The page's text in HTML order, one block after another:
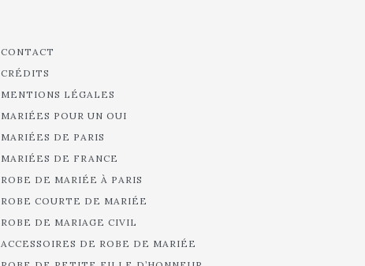
CONTACT
CRÉDITS
MENTIONS LÉGALES
MARIÉES POUR UN OUI
MARIÉES DE PARIS
MARIÉES DE FRANCE
ROBE DE MARIÉE À PARIS
ROBE COURTE DE MARIÉE
ROBE DE MARIAGE CIVIL
ACCESSOIRES DE ROBE DE MARIÉE